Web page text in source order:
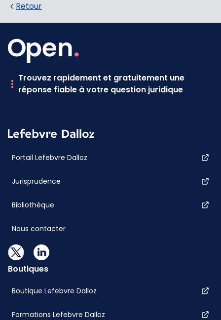
Retour
Trouvez rapidement et gratuitement une
réponse fiable à votre question juridique
Portail Lefebvre Dalloz
Jurisprudence
Bibliothèque
Nous contacter
Boutiques
Boutique Lefebvre Dalloz
Formations Lefebvre Dalloz